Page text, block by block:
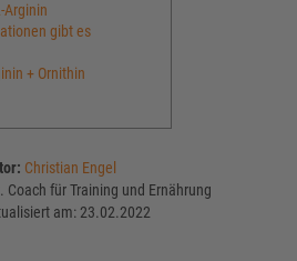
Arginin
gibt es
+ Ornithin
Christian Engel
Coach für Training und Ernährung
am: 23.02.2022